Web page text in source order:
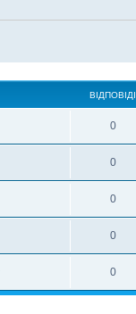
ВІДПОВІДІ
0
0
0
0
0